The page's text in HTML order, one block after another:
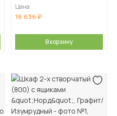
Цена
16 636
В корзину